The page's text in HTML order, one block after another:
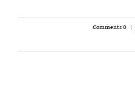
|
0 Comments